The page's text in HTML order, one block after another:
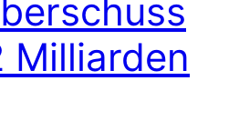
Milliarden